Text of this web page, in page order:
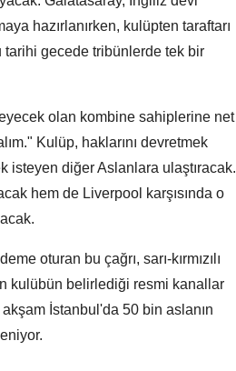
hazırlanırken, kulüpten taraftarı
tarihi gecede tribünlerde tek bir
olan kombine sahiplerine net
Kulüp, haklarını devretmek
isteyen diğer Aslanlara ulaştıracak.
hem de Liverpool karşısında o
oturan bu çağrı, sarı-kırmızılı
kulübün belirlediği resmi kanallar
İstanbul'da 50 bin aslanın